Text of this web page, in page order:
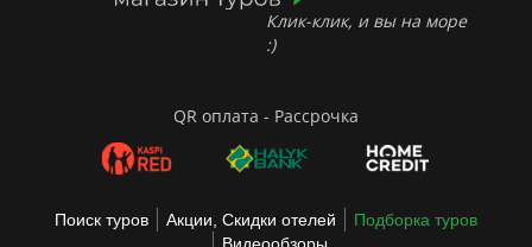
Клик-клик, и вы на море
:)
QR оплата - Рассрочка
Поиск туров Акции, Скидки отелей
Подборка туров